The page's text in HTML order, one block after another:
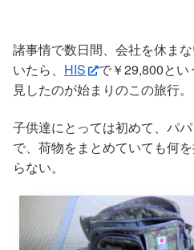
諸事情で数日間、会社を休ま
いたら、 HIS
で￥29,800と
見したのが始まりのこの旅行。
子供達にとっては初めて、パ
で、荷物をまとめていても何
らない。